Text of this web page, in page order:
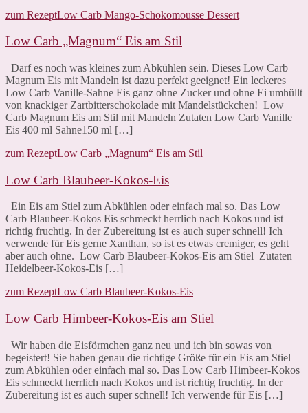
zum RezeptLow Carb Mango-Schokomousse Dessert
Low Carb „Magnum“ Eis am Stil
Darf es noch was kleines zum Abkühlen sein. Dieses Low Carb
Magnum Eis mit Mandeln ist dazu perfekt geeignet! Ein leckeres
Low Carb Vanille-Sahne Eis ganz ohne Zucker und ohne Ei umhüllt
von knackiger Zartbitterschokolade mit Mandelstückchen! Low
Carb Magnum Eis am Stil mit Mandeln Zutaten Low Carb Vanille
Eis 400 ml Sahne150 ml […]
zum RezeptLow Carb „Magnum“ Eis am Stil
Low Carb Blaubeer-Kokos-Eis
Ein Eis am Stiel zum Abkühlen oder einfach mal so. Das Low
Carb Blaubeer-Kokos Eis schmeckt herrlich nach Kokos und ist
richtig fruchtig. In der Zubereitung ist es auch super schnell! Ich
verwende für Eis gerne Xanthan, so ist es etwas cremiger, es geht
aber auch ohne. Low Carb Blaubeer-Kokos-Eis am Stiel Zutaten
Heidelbeer-Kokos-Eis […]
zum RezeptLow Carb Blaubeer-Kokos-Eis
Low Carb Himbeer-Kokos-Eis am Stiel
Wir haben die Eisförmchen ganz neu und ich bin sowas von
begeistert! Sie haben genau die richtige Größe für ein Eis am Stiel
zum Abkühlen oder einfach mal so. Das Low Carb Himbeer-Kokos
Eis schmeckt herrlich nach Kokos und ist richtig fruchtig. In der
Zubereitung ist es auch super schnell! Ich verwende für Eis […]